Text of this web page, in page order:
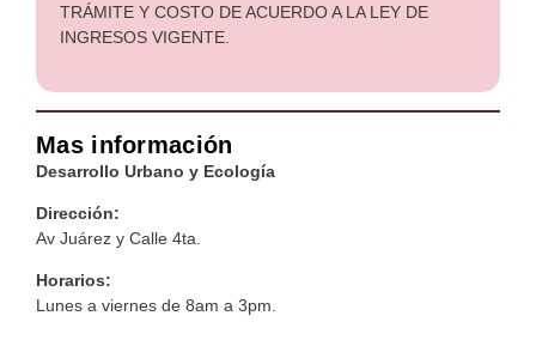
TRÁMITE Y COSTO DE ACUERDO A LA LEY DE
INGRESOS VIGENTE.
Mas información
Desarrollo Urbano y Ecología
Dirección:
Av Juárez y Calle 4ta.
Horarios:
Lunes a viernes de 8am a 3pm.